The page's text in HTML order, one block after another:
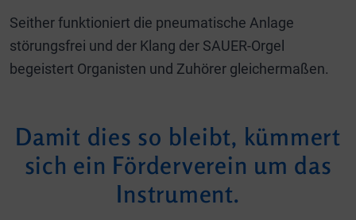
Seither funktioniert die pneumatische Anlage
störungsfrei und der Klang der SAUER-Orgel
begeistert Organisten und Zuhörer gleichermaßen.
Damit dies so bleibt, kümmert
sich ein Förderverein um das
Instrument.